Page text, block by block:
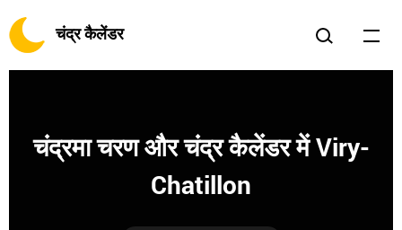
चंद्र कैलेंडर
चंद्रमा चरण और चंद्र कैलेंडर में Viry-
Chatillon